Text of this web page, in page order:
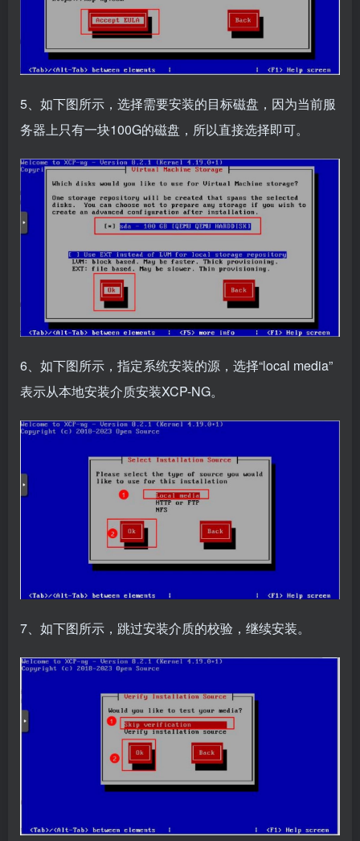
5、如下图所示，选择需要安装的目标磁盘，因为当前服
务器上只有一块100G的磁盘，所以直接选择即可。
6、如下图所示，指定系统安装的源，选择“local media”
表示从本地安装介质安装XCP-NG。
7、如下图所示，跳过安装介质的校验，继续安装。